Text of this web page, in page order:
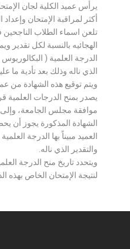
يرأس عميد الكلية لجان
أكثر لمراقبة الإمتحان وإعداد
تلعن اسماء الطلاب
الهجائيه بالنسبة لكل تقدير
الدرجة العلمية ( البكالوريوس
الذي ناله وذلك بعد تأدية ما
ويتم توقيع هذه الشهادة من
يصدر بمنح الدرجات العلمية
موافقة مجلس الجامعة،
الشهادة المذكورة يجوز أن
العميد مبيناً بها الدرجة
والتقدير الذي ناله.
ويتحدد تاريخ منح الدرجة
لنتيجة الإمتحان الخاص بهذه